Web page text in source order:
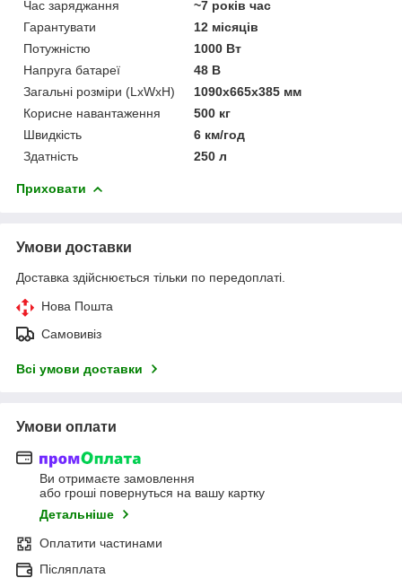
Час заряджання
~7 років час
Гарантувати
12 місяців
Потужністю
1000 Вт
Напруга батареї
48 В
Загальні розміри (LxWxH)
1090x665x385 мм
Корисне навантаження
500 кг
Швидкість
6 км/год
Здатність
250 л
Приховати
Умови доставки
Доставка здійснюється тільки по передоплаті.
Нова Пошта
Самовивіз
Всі умови доставки
Умови оплати
Ви отримаєте замовлення
або гроші повернуться на вашу картку
Детальніше
Оплатити частинами
Післяплата